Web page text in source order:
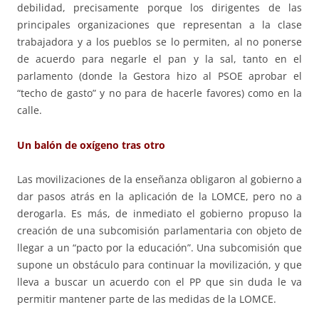
debilidad, precisamente porque los dirigentes de las
principales organizaciones que representan a la clase
trabajadora y a los pueblos se lo permiten, al no ponerse
de acuerdo para negarle el pan y la sal, tanto en el
parlamento (donde la Gestora hizo al PSOE aprobar el
“techo de gasto” y no para de hacerle favores) como en la
calle.
Un balón de oxígeno tras otro
Las movilizaciones de la enseñanza obligaron al gobierno a
dar pasos atrás en la aplicación de la LOMCE, pero no a
derogarla. Es más, de inmediato el gobierno propuso la
creación de una subcomisión parlamentaria con objeto de
llegar a un “pacto por la educación”. Una subcomisión que
supone un obstáculo para continuar la movilización, y que
lleva a buscar un acuerdo con el PP que sin duda le va
permitir mantener parte de las medidas de la LOMCE.